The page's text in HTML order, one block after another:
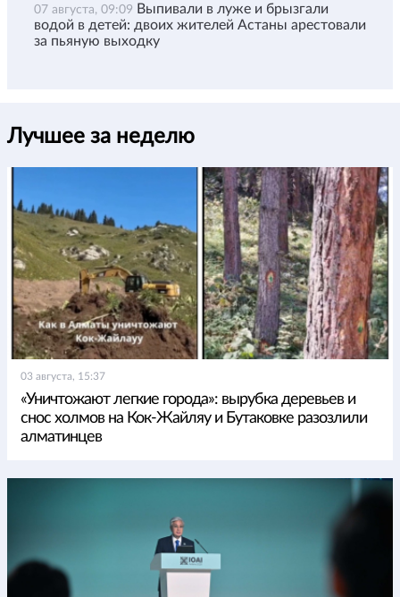
07 августа, 09:09 Выпивали в луже и брызгали
водой в детей: двоих жителей Астаны арестовали
за пьяную выходку
Лучшее за неделю
03 августа, 15:37
«Уничтожают легкие города»: вырубка деревьев и
снос холмов на Кок-Жайляу и Бутаковке разозлили
алматинцев